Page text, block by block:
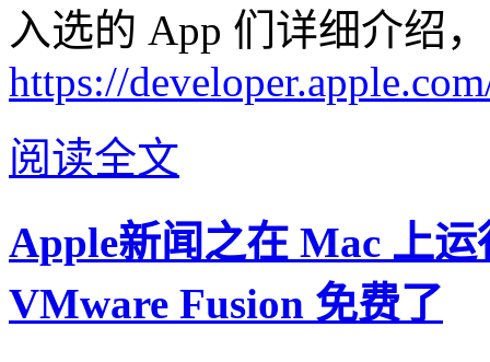
入选的 App 们详细介绍
https://
阅读全文
Apple新闻之在 Mac 上
VMware Fusion 免费了